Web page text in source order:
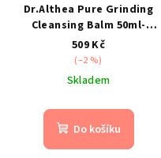
Dr.Althea Pure Grinding
Cleansing Balm 50ml-
Odličovací balzám na
obličej
509 Kč
(–2 %)
Skladem
Do košíku